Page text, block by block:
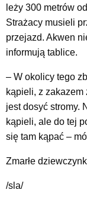
leży 300 metrów
Strażacy musieli
przejazd. Akwen
informują tablice.
– W okolicy tego
kąpieli, z
jest dosyć stromy.
kąpieli, ale do tej
się tam kąpać –
Zmarłe
/sla/